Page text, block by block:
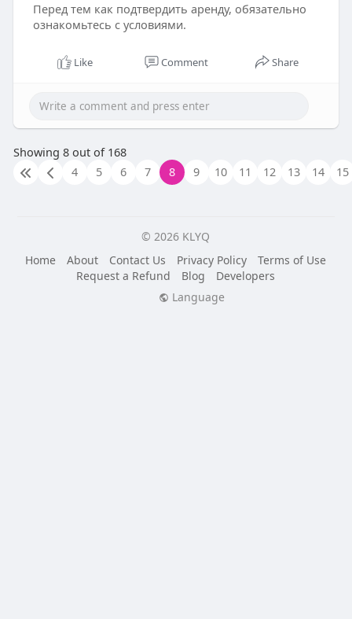
Перед тем как подтвердить аренду, обязательно
ознакомьтесь с условиями.
Like Comment Share
Showing 8 out of 168
4
5 6 7 8 9 10 11 12 13 14 15
© 2026 KLYQ
Home
About Contact Us Privacy Policy
Terms of Use
Request a Refund
Blog
Developers
Language